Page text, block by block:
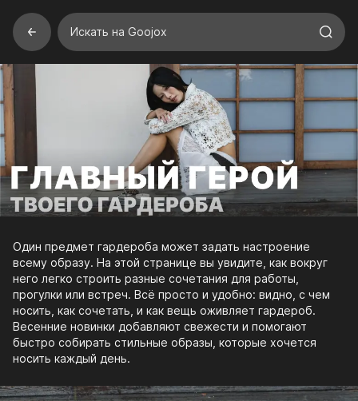
Искать на Goojox
Один предмет гардероба может задать настроение
всему образу. На этой странице вы увидите, как вокруг
него легко строить разные сочетания для работы,
прогулки или встреч. Всё просто и удобно: видно, с чем
носить, как сочетать, и как вещь оживляет гардероб.
Весенние новинки добавляют свежести и помогают
быстро собирать стильные образы, которые хочется
носить каждый день.